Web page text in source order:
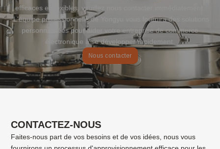
efficaces et flexibles, veuillez nous contacter immédiatement.
L'équipe professionnelle de Yongyu vous fournira des solutions
personnalisées pour aider votre entreprise de commerce
électronique à se développer rapidement.
Nous contacter
CONTACTEZ-NOUS
Faites-nous part de vos besoins et de vos idées, nous vous